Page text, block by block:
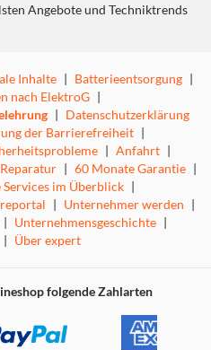
Angebote und Techniktrends
Inhalte | Batterieentsorgung |
nach ElektroG |
| Datenschutzerklärung
der Barrierefreiheit |
| Anfahrt |
| 60 Monate Garantie |
Services im Überblick |
| Unternehmer werden |
| Unternehmensgeschichte |
| Über expert
folgende Zahlarten